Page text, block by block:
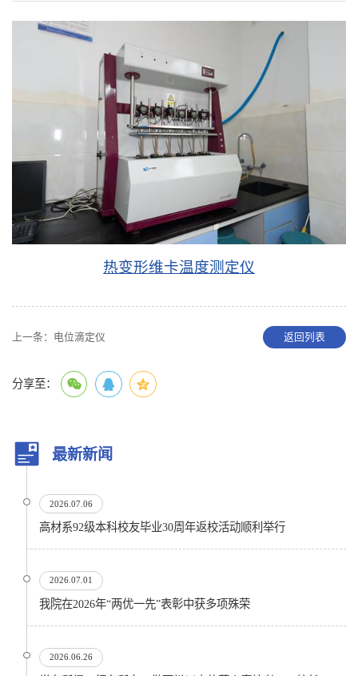
热变形维卡温度测定仪
上一条： 电位滴定仪 返回列表
分享至：
最新新闻
2026.07.06
高材系92级本科校友毕业30周年返校活动顺利举行
2026.07.01
我院在2026年“两优一先”表彰中获多项殊荣
2026.06.26